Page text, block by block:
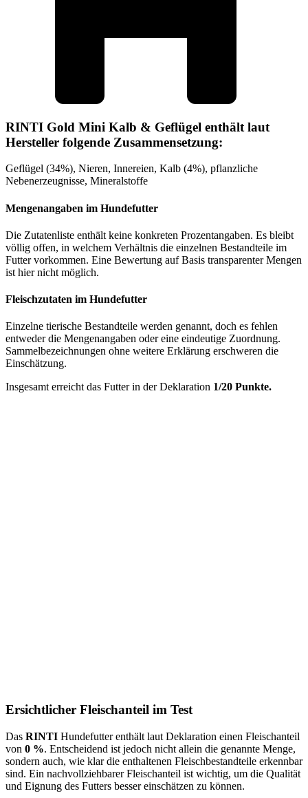
RINTI Gold Mini Kalb & Geflügel enthält laut
Hersteller folgende Zusammensetzung:
Geflügel (34%), Nieren, Innereien, Kalb (4%), pflanzliche
Nebenerzeugnisse, Mineralstoffe
Mengenangaben im Hundefutter
Die Zutatenliste enthält keine konkreten Prozentangaben. Es bleibt
völlig offen, in welchem Verhältnis die einzelnen Bestandteile im
Futter vorkommen. Eine Bewertung auf Basis transparenter Mengen
ist hier nicht möglich.
Fleischzutaten im Hundefutter
Einzelne tierische Bestandteile werden genannt, doch es fehlen
entweder die Mengenangaben oder eine eindeutige Zuordnung.
Sammelbezeichnungen ohne weitere Erklärung erschweren die
Einschätzung.
Insgesamt erreicht das Futter in der Deklaration 1/20 Punkte.
Ersichtlicher Fleischanteil im Test
Das RINTI Hundefutter enthält laut Deklaration einen Fleischanteil
von 0 %. Entscheidend ist jedoch nicht allein die genannte Menge,
sondern auch, wie klar die enthaltenen Fleischbestandteile erkennbar
sind. Ein nachvollziehbarer Fleischanteil ist wichtig, um die Qualität
und Eignung des Futters besser einschätzen zu können.